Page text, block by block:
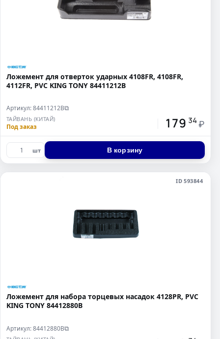
Ложемент для отверток ударных 4108FR, 4108FR,
4112FR, PVC KING TONY 84411212B
Артикул: 84411212B⧉
ТАЙВАНЬ (КИТАЙ)
Под заказ 179 34 ₽
шт В корзину
ID 593844
Ложемент для набора торцевых насадок 4128PR, PVC
KING TONY 84412880B
Артикул: 84412880B⧉